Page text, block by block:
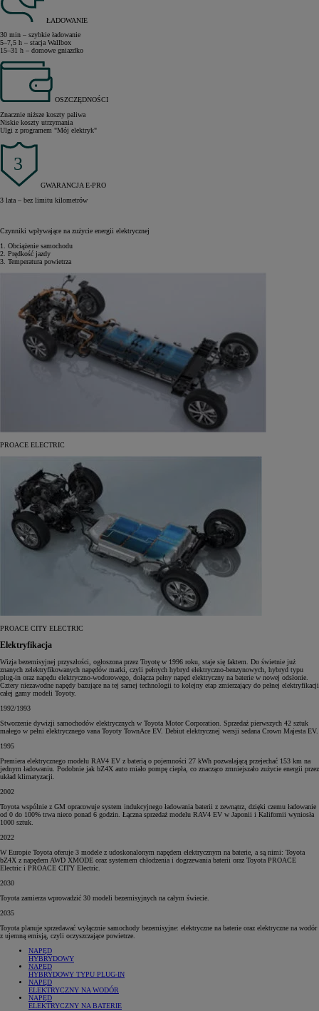
ŁADOWANIE
30 min – szybkie ładowanie
5–7,5 h – stacja Wallbox
15–31 h – domowe gniazdko
OSZCZĘDNOŚCI
Znacznie niższe koszty paliwa
Niskie koszty utrzymania
Ulgi z programem "Mój elektryk"
GWARANCJA E-PRO
3 lata – bez limitu kilometrów
Czynniki wpływające na zużycie energii elektrycznej
1. Obciążenie samochodu
2. Prędkość jazdy
3. Temperatura powietrza
PROACE ELECTRIC
PROACE CITY ELECTRIC
Elektryfikacja
Wizja bezemisyjnej przyszłości, ogłoszona przez Toyotę w 1996 roku, staje się faktem. Do świetnie już
znanych zelektryfikowanych napędów marki, czyli pełnych hybryd elektryczno-benzynowych, hybryd typu
plug-in oraz napędu elektryczno-wodorowego, dołącza pełny napęd elektryczny na baterie w nowej odsłonie.
Cztery niezawodne napędy bazujące na tej samej technologii to kolejny etap zmierzający do pełnej elektryfikacji
całej gamy modeli Toyoty.
1992/1993
Stworzenie dywizji samochodów elektrycznych w Toyota Motor Corporation. Sprzedaż pierwszych 42 sztuk
małego w pełni elektrycznego vana Toyoty TownAce EV. Debiut elektrycznej wersji sedana Crown Majesta EV.
1995
Premiera elektrycznego modelu RAV4 EV z baterią o pojemności 27 kWh pozwalającą przejechać 153 km na
jednym ładowaniu. Podobnie jak bZ4X auto miało pompę ciepła, co znacząco zmniejszało zużycie energii przez
układ klimatyzacji.
2002
Toyota wspólnie z GM opracowuje system indukcyjnego ładowania baterii z zewnątrz, dzięki czemu ładowanie
od 0 do 100% trwa nieco ponad 6 godzin. Łączna sprzedaż modelu RAV4 EV w Japonii i Kalifornii wyniosła
1000 sztuk.
2022
W Europie Toyota oferuje 3 modele z udoskonalonym napędem elektrycznym na baterie, a są nimi: Toyota
bZ4X z napędem AWD XMODE oraz systemem chłodzenia i dogrzewania baterii oraz Toyota PROACE
Electric i PROACE CITY Electric.
2030
Toyota zamierza wprowadzić 30 modeli bezemisyjnych na całym świecie.
2035
Toyota planuje sprzedawać wyłącznie samochody bezemisyjne: elektryczne na baterie oraz elektryczne na wodór
z ujemną emisją, czyli oczyszczające powietrze.
NAPĘD
HYBRYDOWY
NAPĘD
HYBRYDOWY TYPU PLUG-IN
NAPĘD
ELEKTRYCZNY NA WODÓR
NAPĘD
ELEKTRYCZNY NA BATERIE